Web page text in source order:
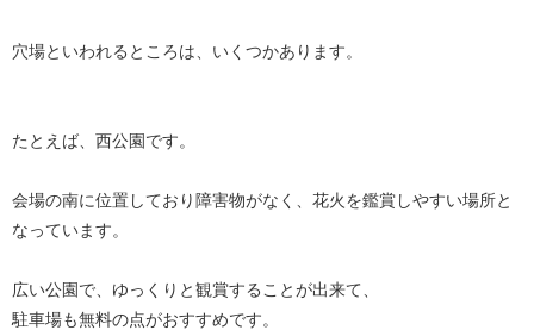
穴場といわれるところは、いくつかあります。
たとえば、西公園です。
会場の南に位置しており障害物がなく、花火を鑑賞しやすい場所と
なっています。
広い公園で、ゆっくりと観賞することが出来て、
駐車場も無料の点がおすすめです。